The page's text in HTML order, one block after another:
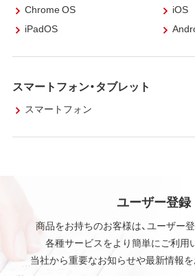
Chrome OS
iOS
iPadOS
スマートフォン・タブレット
スマートフォン
ユーザー登録
商品をお持ちのお客様は、ユーザー
各種サービスをより簡単にご利用
当社から重要なお知らせや最新情報を